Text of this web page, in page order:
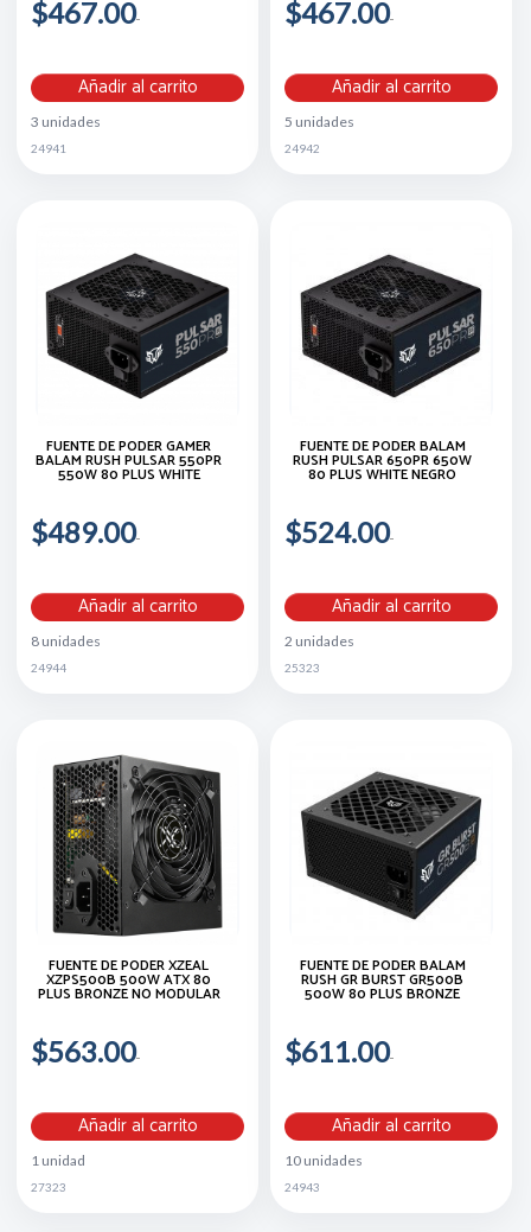
$467.00
Añadir al carrito
3 unidades
24941
$467.00
Añadir al carrito
5 unidades
24942
FUENTE DE PODER GAMER
BALAM RUSH PULSAR 550PR
550W 80 PLUS WHITE
$489.00
Añadir al carrito
8 unidades
24944
FUENTE DE PODER BALAM
RUSH PULSAR 650PR 650W
80 PLUS WHITE NEGRO
$524.00
Añadir al carrito
2 unidades
25323
FUENTE DE PODER XZEAL
XZPS500B 500W ATX 80
PLUS BRONZE NO MODULAR
$563.00
Añadir al carrito
1 unidad
27323
FUENTE DE PODER BALAM
RUSH GR BURST GR500B
500W 80 PLUS BRONZE
$611.00
Añadir al carrito
10 unidades
24943